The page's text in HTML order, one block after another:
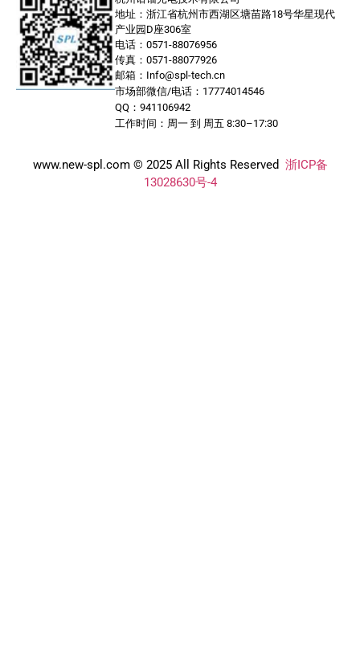
地址：浙江省杭州市西湖区塘苗路18号华星现代
产业园D座306室
电话：0571-88076956
传真：0571-88077926
邮箱：Info@spl-tech.cn
市场部微信/电话：17774014546
QQ：941106942
工作时间：周一 到 周五 8:30–17:30
www.new-spl.com © 2025 All Rights Reserved 浙ICP备
13028630号-4